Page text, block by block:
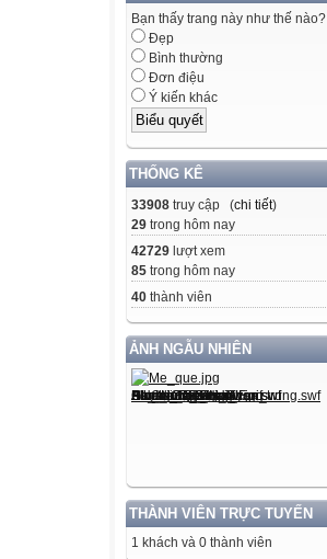
Bạn thấy trang này như thế nào?
Đẹp
Bình thường
Đơn điệu
Ý kiến khác
THỐNG KÊ
33908 truy cập (chi tiết)
29 trong hôm nay
42729 lượt xem
85 trong hôm nay
40 thành viên
ẢNH NGẪU NHIÊN
THÀNH VIÊN TRỰC TUYẾN
1 khách và 0 thành viên